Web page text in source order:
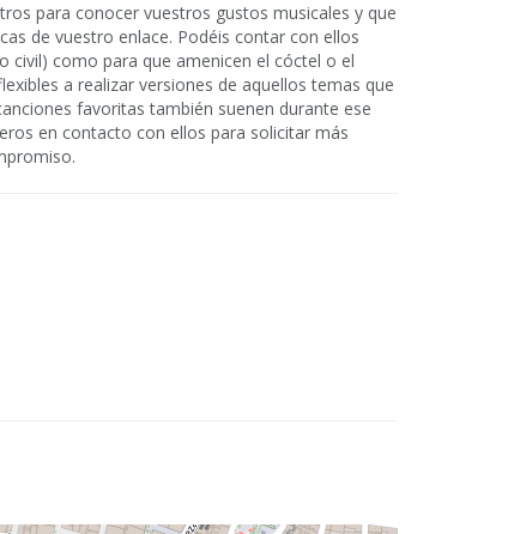
para conocer vuestros gustos musicales y que
de vuestro enlace. Podéis contar con ellos
civil) como para que amenicen el cóctel o el
a realizar versiones de aquellos temas que
favoritas también suenen durante ese
en contacto con ellos para solicitar más